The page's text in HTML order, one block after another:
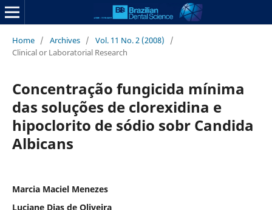
Home / Archives / Vol. 11 No. 2 (2008)
/
Clinical or Laboratorial Research
Concentração fungicida mínima
das soluções de clorexidina e
hipoclorito de sódio sobr Candida
Albicans
Marcia Maciel Menezes
Luciane Dias de Oliveira